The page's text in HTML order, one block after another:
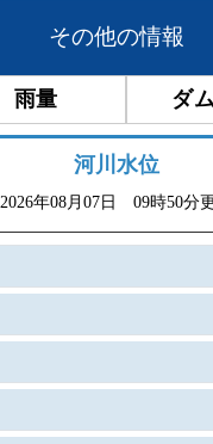
その他の情報
雨量 ダ
河川水位
2026年08月07日 09時50分